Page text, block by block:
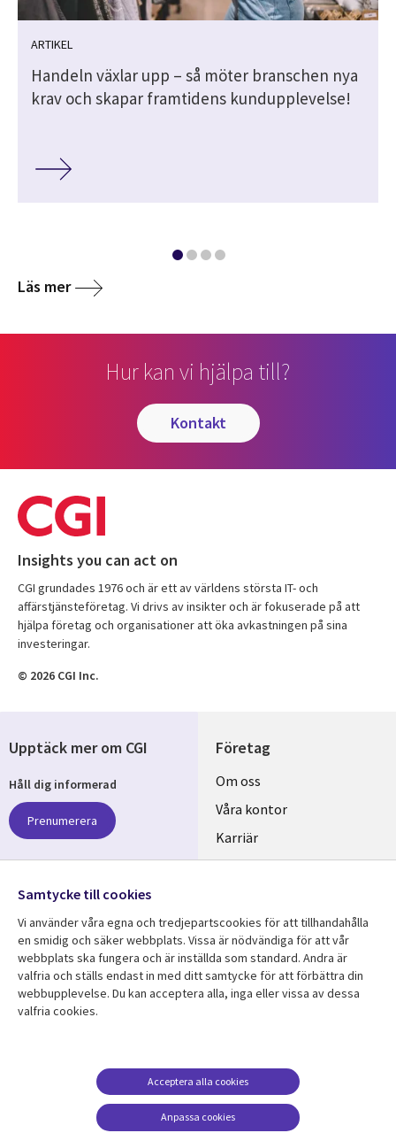
ARTIKEL
Handeln växlar upp – så möter branschen nya
krav och skapar framtidens kundupplevelse!
Läs mer
Hur kan vi hjälpa till?
kontakt
Insights you can act on
CGI grundades 1976 och är ett av världens största IT- och
affärstjänsteföretag. Vi drivs av insikter och är fokuserade på att
hjälpa företag och organisationer att öka avkastningen på sina
investeringar.
© 2026 CGI Inc.
Företag
Useful
links
SWEDEN
Om oss
Våra kontor
Karriär
Hållbarhet
Resurscenter
SWEDEN
SWEDEN
dataskydd
Accessibility
Terms of Use
Upptäck mer om CGI
Håll dig informerad
Prenumerera
Följ oss
Social
Media
SWEDEN
Samtycke till cookies
Vi använder våra egna och tredjepartscookies för att tillhandahålla
en smidig och säker webbplats. Vissa är nödvändiga för att vår
webbplats ska fungera och är inställda som standard. Andra är
valfria och ställs endast in med ditt samtycke för att förbättra din
webbupplevelse. Du kan acceptera alla, inga eller vissa av dessa
valfria cookies.
Anpassa cookies
Acceptera alla cookies